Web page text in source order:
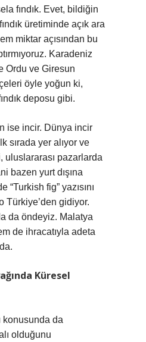
fındık. Evet, bildiğin
üretiminde açık ara
miktar açısından bu
Karadeniz
Ordu ve Giresun
öyle yoğun ki,
deposu gibi.
ise incir. Dünya incir
sırada yer alıyor ve
uluslararası pazarlarda
bazen yurt dışına
fig” yazısını
Türkiye’den gidiyor.
da öndeyiz. Malatya
de ihracatıyla adeta
Küresel
konusunda da
olduğunu